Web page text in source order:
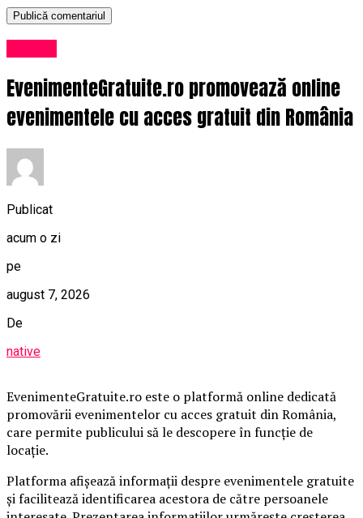
EvenimenteGratuite.ro promovează online
evenimentele cu acces gratuit din România
Publicat
acum o zi
pe
august 7, 2026
De
native
EvenimenteGratuite.ro este o platformă online dedicată
promovării evenimentelor cu acces gratuit din România,
care permite publicului să le descopere în funcție de
locație.
Platforma afișează informații despre evenimentele gratuite
și facilitează identificarea acestora de către persoanele